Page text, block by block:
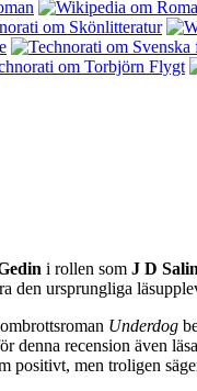
i rollen som J D
den ursprungliga
Underdog
denna recension även
positivt, men troligen